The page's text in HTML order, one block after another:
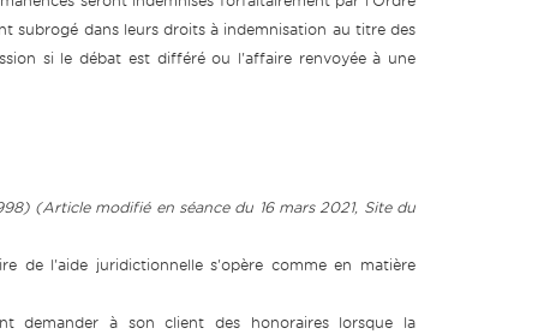
subrogé dans leurs droits à indemnisation au titre des
si le débat est différé ou l'affaire renvoyée à une
(Article modifié en séance du 16 mars 2021, Site du
de l'aide juridictionnelle s'opère comme en matière
demander à son client des honoraires lorsque la